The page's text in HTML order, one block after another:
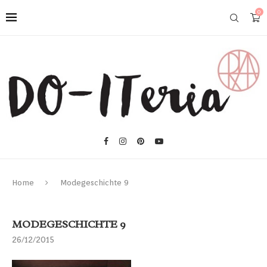
0
Home Modegeschichte 9
MODEGESCHICHTE 9
26/12/2015